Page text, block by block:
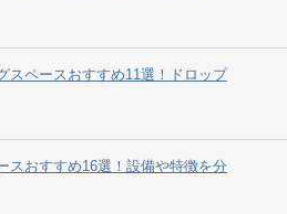
スペースおすすめ11選！ドロップ
スおすすめ16選！設備や特徴を分